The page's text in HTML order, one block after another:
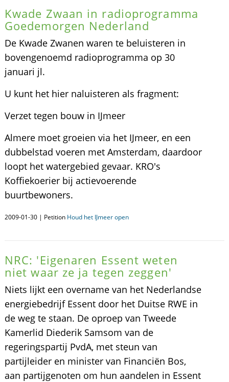
Kwade Zwaan in radioprogramma
Goedemorgen Nederland
De Kwade Zwanen waren te beluisteren in
bovengenoemd radioprogramma op 30
januari jl.
U kunt het hier naluisteren als fragment:
Verzet tegen bouw in IJmeer
Almere moet groeien via het IJmeer, en een
dubbelstad voeren met Amsterdam, daardoor
loopt het watergebied gevaar. KRO's
Koffiekoerier bij actievoerende
buurtbewoners.
2009-01-30 | Petition Houd het IJmeer open
NRC: 'Eigenaren Essent weten
niet waar ze ja tegen zeggen'
Niets lijkt een overname van het Nederlandse
energiebedrijf Essent door het Duitse RWE in
de weg te staan. De oproep van Tweede
Kamerlid Diederik Samsom van de
regeringspartij PvdA, met steun van
partijleider en minister van Financiën Bos,
aan partijgenoten om hun aandelen in Essent